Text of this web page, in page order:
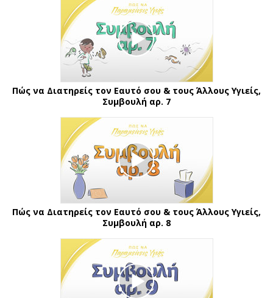
Πώς να Διατηρείς τον Εαυτό σου & τους Άλλους Υγιείς,
Συμβουλή αρ. 7
Πώς να Διατηρείς τον Εαυτό σου & τους Άλλους Υγιείς,
Συμβουλή αρ. 8